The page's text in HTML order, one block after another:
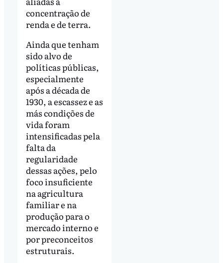
concentração de
renda e de terra.
Ainda que tenham
sido alvo de
políticas públicas,
especialmente
após a década de
1930, a escassez e as
más condições de
vida foram
intensificadas pela
falta da
regularidade
dessas ações, pelo
foco insuficiente
na agricultura
familiar e na
produção para o
mercado interno e
por preconceitos
estruturais.